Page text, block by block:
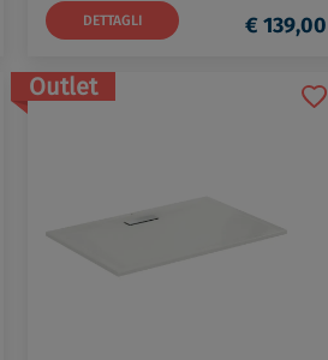
DETTAGLI € 139,00
Outlet